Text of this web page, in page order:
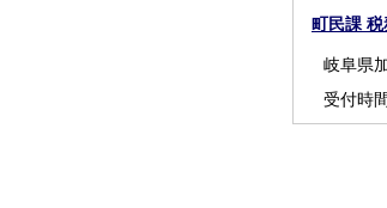
町民課 税
岐阜県
受付時